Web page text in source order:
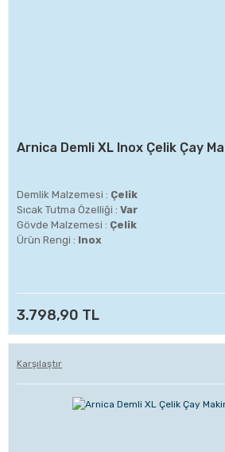
Arnica Demli XL Inox Çelik Çay
Demlik Malzemesi : Çelik
Sıcak Tutma Özelliği : Var
Gövde Malzemesi : Çelik
Ürün Rengi : Inox
3.798,90 TL
Karşılaştır